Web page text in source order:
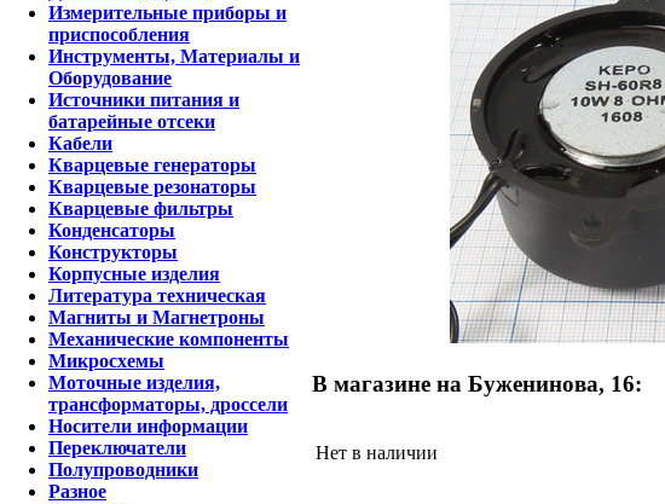
Измерительные приборы и
приспособления
Инструменты, Материалы и
Оборудование
Источники питания и
батарейные отсеки
Кабели
Кварцевые генераторы
Кварцевые резонаторы
Кварцевые фильтры
Конденсаторы
Конструкторы
Корпусные изделия
Литература техническая
Магниты и Магнетроны
Механические компоненты
Микросхемы
Моточные изделия,
трансформаторы, дроссели
Носители информации
Переключатели
Полупроводники
Разное
В магазине на Буженинова, 16:
Нет в наличии